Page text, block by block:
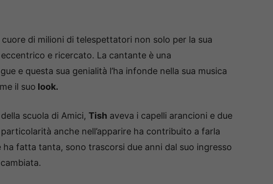
di milioni di telespettatori non solo per la sua
e ricercato. La cantante è una
e questa sua genialità l’ha infonde nella sua musica
il suo look.
scuola di Amici, Tish aveva i capelli arancioni e due
anche nell’apparire ha contribuito a farla
fatta tanta, sono trascorsi due anni dal suo ingresso